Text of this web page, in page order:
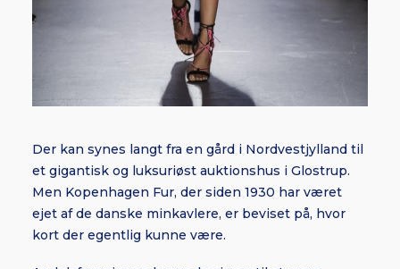
Der kan synes langt fra en gård i Nordvestjylland til
et gigantisk og luksuriøst auktionshus i Glostrup.
Men Kopenhagen Fur, der siden 1930 har været
ejet af de danske minkavlere, er beviset på, hvor
kort der egentlig kunne være.